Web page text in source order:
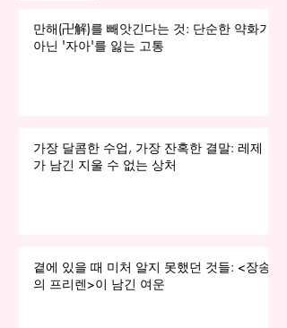
만해(卍解)를 빼앗긴다는 것: 단순한 약화가
아닌 '자아'를 잃는 고통
가장 달콤한 수업, 가장 잔혹한 결말: 레제
가 남긴 지울 수 없는 상처
곁에 있을 때 미처 알지 못했던 것들: <장송
의 프리렌>이 남긴 여운